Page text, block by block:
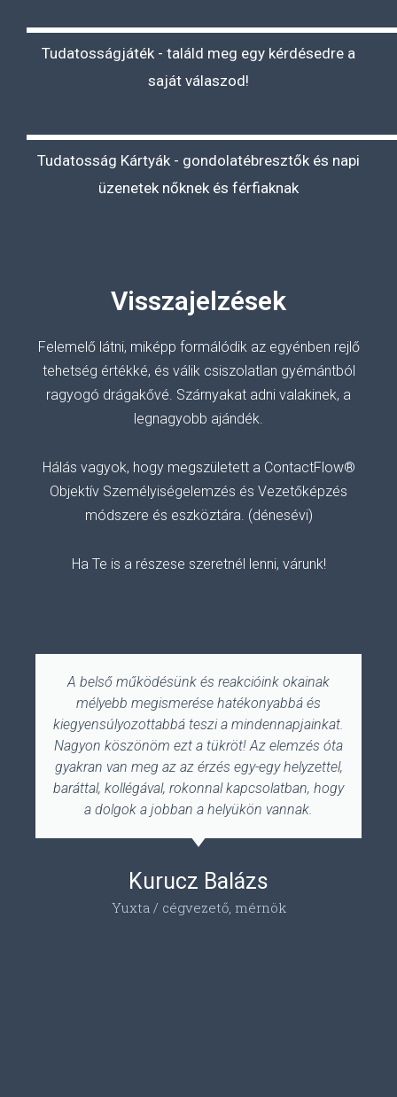
Tudatosságjáték - találd meg egy kérdésedre a
saját válaszod!
Tudatosság Kártyák - gondolatébresztők és napi
üzenetek nőknek és férfiaknak
Visszajelzések
Felemelőlátni, miképp formálódik az egyénben rejlő
tehetség értékké, és válik csiszolatlan gyémántból
ragyogó drágakővé. Szárnyakat adni valakinek, a
legnagyobb ajándék.
Hálás vagyok, hogy megszületett a ContactFlow®
Objektív Személyiségelemzés és Vezetőképzés
módszere és eszköztára. (dénesévi)
Ha Te is a részese szeretnél lenni, várunk!
A belső működésünk és reakcióink okainak
mélyebb megismerése hatékonyabbá és
kiegyensúlyozottabbá teszi a mindennapjainkat.
Nagyon köszönöm ezt a tükröt! Az elemzés óta
gyakran van meg az az érzés egy-egy helyzettel,
baráttal, kollégával, rokonnal kapcsolatban, hogy
a dolgok a jobban a helyükön vannak.
Kurucz Balázs
Yuxta / cégvezető, mérnök